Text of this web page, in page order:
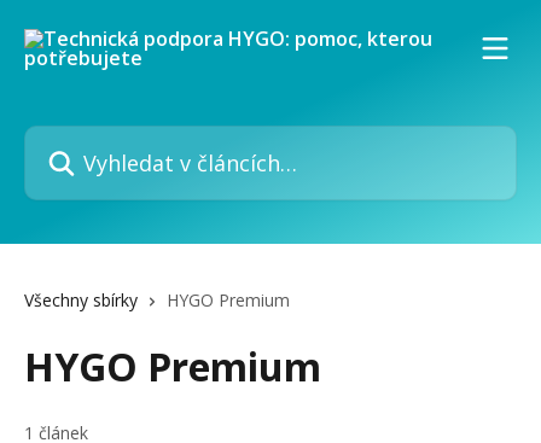
Vyhledat v článcích…
Všechny sbírky HYGO Premium
HYGO Premium
1 článek